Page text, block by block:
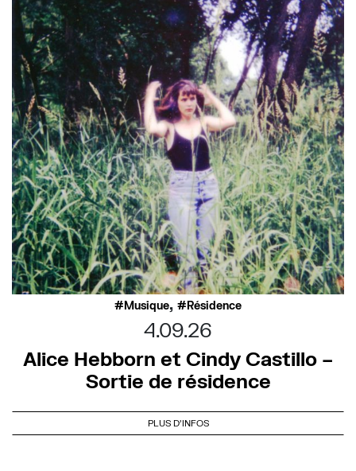
Musique, Résidence
4.09.26
Alice Hebborn et Cindy Castillo –
Sortie de résidence
PLUS D'INFOS